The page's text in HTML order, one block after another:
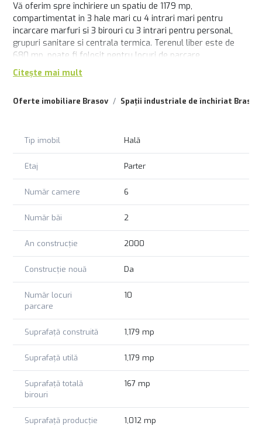
Oferte imobiliare Brasov Spații industriale de închiriat Brasov
Vă oferim spre închiriere un spatiu de 1179 mp,
compartimentat in 3 hale mari cu 4 intrari mari pentru
incarcare marfuri si 3 birouri cu 3 intrari pentru personal,
grupuri sanitare si centrala termica. Terenul liber este de
680 mp, poate fi folosit pentru locuri de parcare.
Citește mai mult
Tip imobil Hală
Etaj Parter
Număr camere 6
Număr băi 2
An construcție 2000
Construcție nouă Da
Număr locuri
parcare
10
Suprafață construită 1,179 mp
Suprafață utilă 1,179 mp
Suprafață totală
birouri
167 mp
Suprafață producție 1,012 mp